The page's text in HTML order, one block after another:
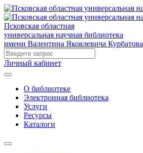
Псковская областная
универсальная научная библиотека
имени Валентина Яковлевича Курбатова
Личный кабинет
О библиотеке
Электронная библиотека
Услуги
Ресурсы
Каталоги